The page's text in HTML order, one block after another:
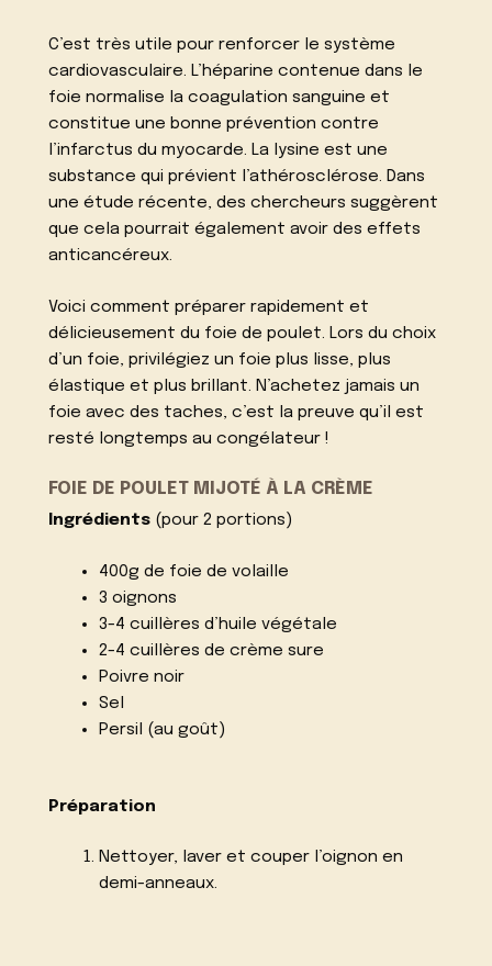
C’est très utile pour renforcer le système
cardiovasculaire. L’héparine contenue dans le
foie normalise la coagulation sanguine et
constitue une bonne prévention contre
l’infarctus du myocarde. La lysine est une
substance qui prévient l’athérosclérose. Dans
une étude récente, des chercheurs suggèrent
que cela pourrait également avoir des effets
anticancéreux.
Voici comment préparer rapidement et
délicieusement du foie de poulet. Lors du choix
d’un foie, privilégiez un foie plus lisse, plus
élastique et plus brillant. N’achetez jamais un
foie avec des taches, c’est la preuve qu’il est
resté longtemps au congélateur !
FOIE DE POULET MIJOTÉ À LA CRÈME
Ingrédients (pour 2 portions)
400g de foie de volaille
3 oignons
3-4 cuillères d’huile végétale
2-4 cuillères de crème sure
Poivre noir
Sel
Persil (au goût)
Préparation
Nettoyer, laver et couper l’oignon en
demi-anneaux.